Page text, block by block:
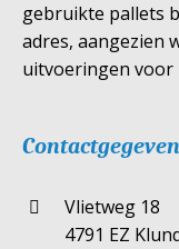
gebruikte pallets
adres, aangezien
uitvoeringen voor
Vlietweg 18
4791 EZ